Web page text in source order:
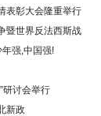
表彰大会隆重举行
暨世界反法西斯战
强,中国强!
研讨会举行
新政